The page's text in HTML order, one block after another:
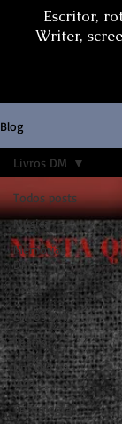
Escritor,
Writer,
Blog
Todos posts
Música
Memórias
DM
Oeste
Livros DM
Teatro
Um Dia na
Vida
Tecnologia
Livros DM